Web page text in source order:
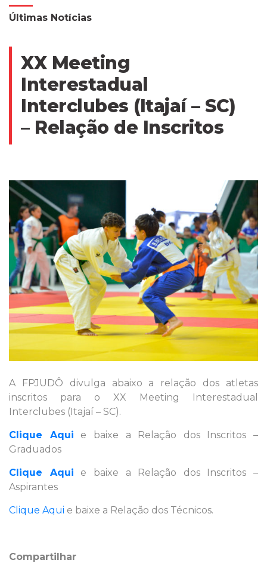
Últimas Notícias
XX Meeting
Interestadual
Interclubes (Itajaí – SC)
– Relação de Inscritos
A FPJUDÔ divulga abaixo a relação dos atletas
inscritos para o XX Meeting Interestadual
Interclubes (Itajaí – SC).
Clique Aqui e baixe a Relação dos Inscritos –
Graduados
Clique Aqui e baixe a Relação dos Inscritos –
Aspirantes
Clique Aqui e baixe a Relação dos Técnicos.
Compartilhar